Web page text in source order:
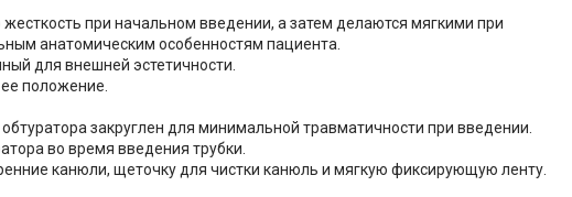
при начальном введении, а затем делаются мягкими при
анатомическим особенностям пациента.
для внешней эстетичности.
положение.
закруглен для минимальной травматичности при введении.
во время введения трубки.
канюли, щеточку для чистки канюль и мягкую фиксирующую ленту.